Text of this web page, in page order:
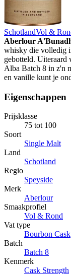
SchotlandVol &
Aberlour
whisky die volledig
gebotteld.
Alba Batch 8 in z'n
en vanille kunt je
Eigenschappen
Prijsklasse
75 tot 100
Soort
Single Malt
Land
Schotland
Regio
Speyside
Merk
Aberlour
Smaakprofiel
Vol & Rond
Vat type
Bourbon Cask
Batch
Batch 8
Kenmerk
Cask Strength